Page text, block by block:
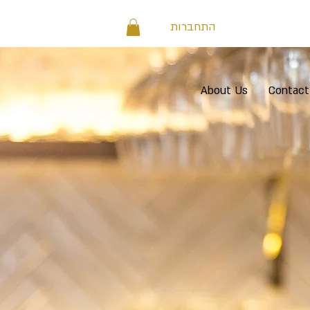
התחברות
About Us